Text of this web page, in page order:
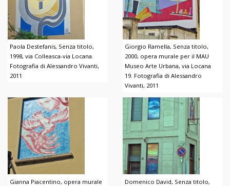
Paola Destefanis, Senza titolo,
1998, via Colleasca-via Locana.
Fotografia di Alessandro Vivanti,
2011
Giorgio Ramella, Senza titolo,
2000, opera murale per il MAU
Museo Arte Urbana, via Locana
19. Fotografia di Alessandro
Vivanti, 2011
Gianna Piacentino, opera murale
Domenico David, Senza titolo,